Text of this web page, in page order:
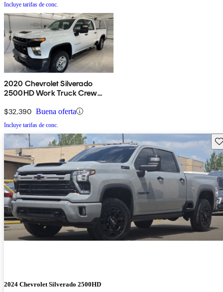
Incluye tarifas de conc.
2020 Chevrolet Silverado
2500HD Work Truck Crew
$32,390 Buena oferta
Incluye tarifas de conc.
2024 Chevrolet Silverado 2500HD